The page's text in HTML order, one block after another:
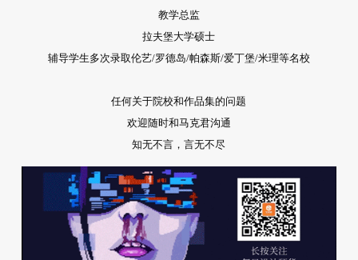
教学总监
拉夫堡大学硕士
辅导学生多次录取伦艺/罗德岛/帕森斯/爱丁堡/米理等名校
任何关于院校和作品集的问题
欢迎随时和马克君沟通
知无不言，言无不尽